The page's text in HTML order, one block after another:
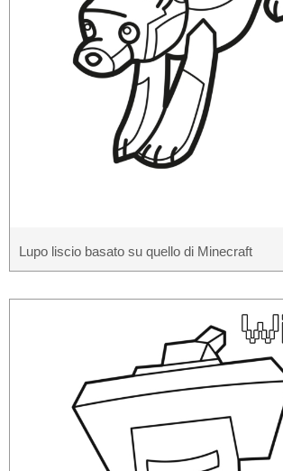
Lupo liscio basato su quello di Minecraft